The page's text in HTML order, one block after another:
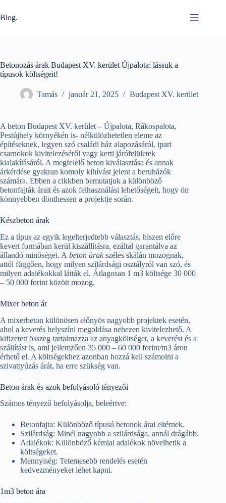
to
content
Blog.
Betonozás árak Budapest XV. kerület Újpalota: lássuk a
típusok költségeit!
Tamás január 21, 2025 Budapest XV. kerület
A beton Budapest XV. kerület – Újpalota, Rákospalota,
Pestújhely környékén is- nélkülözhetetlen eleme az
építéseknek, legyen szó családi ház alapozásáról, ipari
csarnokok kivitelezéséről vagy kerti járófelületek
kialakításáról. A megfelelő beton kiválasztása és annak
árkérdése gyakran komoly kihívást jelent a beruházók
számára. Ebben a cikkben bemutatjuk a különböző
betonfajták árait és azok felhasználási lehetőségeit, hogy ön
könnyebben dönthessen a projektje során.
Készbeton árak
Ez a típus az egyik legelterjedtebb választás, hiszen előre
kevert formában kerül kiszállításra, ezáltal garantálva az
állandó minőséget. A beton árak széles skálán mozognak,
attól függően, hogy milyen szilárdsági osztályról van szó, és
milyen adalékokkal látták el. Átlagosan 1 m3 költsége 30 000
– 50 000 forint között mozog.
Mixer beton ár
A mixerbeton különösen előnyös nagyobb projektek esetén,
ahol a keverés helyszíni megoldása nehezen kivitelezhető. A
kifizetett összeg tartalmazza az anyagköltséget, a keverést és a
szállítást is, ami jellemzően 35 000 – 60 000 forint/m3 áron
érhető el. A költségekhez azonban hozzá kell számolni a
szivattyúzás árát, ha erre szükség van.
Beton árak és azok befolyásoló tényezői
Számos tényező befolyásolja, beleértve:
Betonfajta: Különböző típusú betonok árai eltérnek.
Szilárdság: Minél nagyobb a szilárdsága, annál drágább.
Adalékok: Különböző kémiai adalékok növelhetik a
költségeket.
Mennyiség: Tetemesebb rendelés esetén
kedvezményeket lehet kapni.
1m3 beton ára